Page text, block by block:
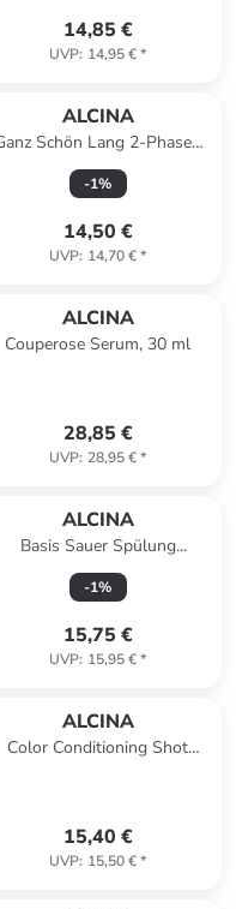
14,85 €
UVP: 14,95 €*
ALCINA
Schön Lang 2-Phasen
für langes Haar, 125 ml
-1%
14,50 €
UVP: 14,70 €*
ALCINA
Couperose Serum, 30 ml
28,85 €
UVP: 28,95 €*
ALCINA
Basis Sauer Spülung
Conditioner, 250 ml
-1%
15,75 €
UVP: 15,95 €*
ALCINA
Color Conditioning Shot
15,40 €
UVP: 15,50 €*